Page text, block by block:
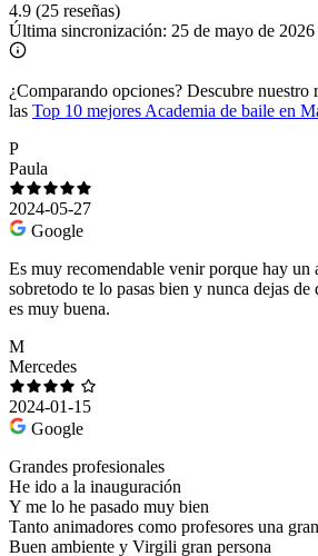
4.9 (25 reseñas)
Última sincronización: 25 de mayo de 2026
¿Comparando opciones? Descubre nuestro
las Top 10 mejores Academia de baile en
P
Paula
2024-05-27
Google
Es muy recomendable venir porque hay un
sobretodo te lo pasas bien y nunca dejas
es muy buena.
M
Mercedes
2024-01-15
Google
Grandes profesionales
He ido a la inauguración
Y me lo he pasado muy bien
Tanto animadores como profesores una
Buen ambiente y Virgili gran persona